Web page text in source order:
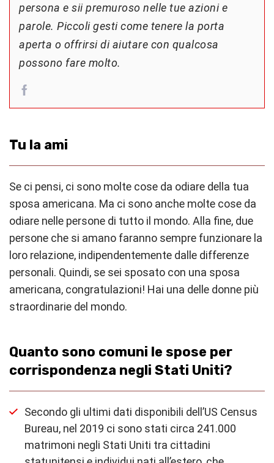
persona e sii premuroso nelle tue azioni e
parole. Piccoli gesti come tenere la porta
aperta o offrirsi di aiutare con qualcosa
possono fare molto.
Tu la ami
Se ci pensi, ci sono molte cose da odiare della tua
sposa americana. Ma ci sono anche molte cose da
odiare nelle persone di tutto il mondo. Alla fine, due
persone che si amano faranno sempre funzionare la
loro relazione, indipendentemente dalle differenze
personali. Quindi, se sei sposato con una sposa
americana, congratulazioni! Hai una delle donne più
straordinarie del mondo.
Quanto sono comuni le spose per
corrispondenza negli Stati Uniti?
Secondo gli ultimi dati disponibili dell’US Census
Bureau, nel 2019 ci sono stati circa 241.000
matrimoni negli Stati Uniti tra cittadini